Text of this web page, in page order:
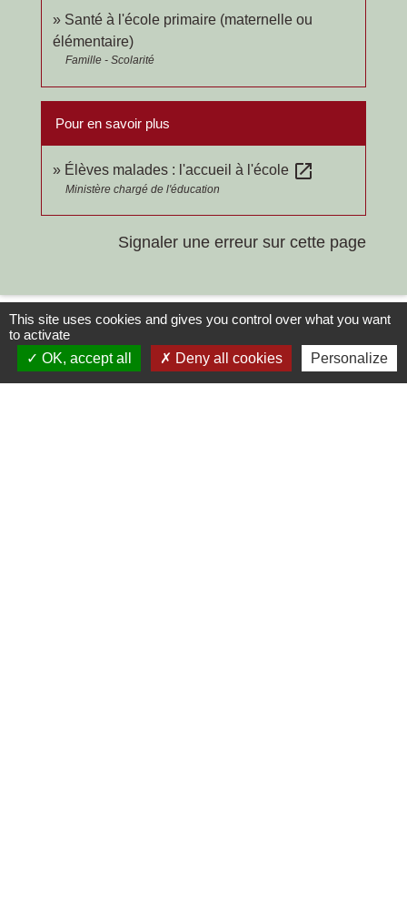
Santé à l'école primaire (maternelle ou
élémentaire)
Famille - Scolarité
Pour en savoir plus
Élèves malades : l'accueil à l'école open_in_new
Ministère chargé de l'éducation
Signaler une erreur sur cette page
This site uses cookies and gives you control over what you want
to activate
OK, accept all
Deny all cookies Personalize